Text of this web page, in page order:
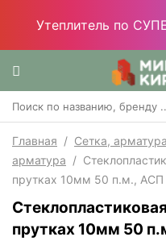
Утеплитель по
Главная / Сетка, арматура
арматура /
прутках 10мм 50 п.м., АСП
прутках 10мм 50